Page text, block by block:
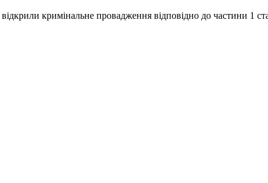
кримінальне провадження відповідно до частини 1